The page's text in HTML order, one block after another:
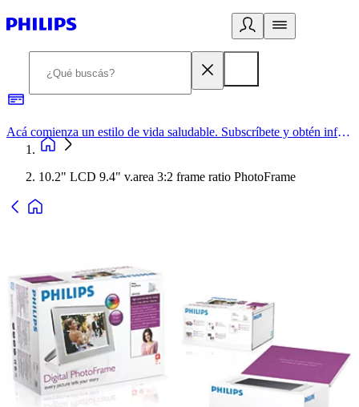
Acá comienza un estilo de vida saludable. Subscríbete y obtén información de primera mano
10.2" LCD 9.4" v.area 3:2 frame ratio PhotoFrame